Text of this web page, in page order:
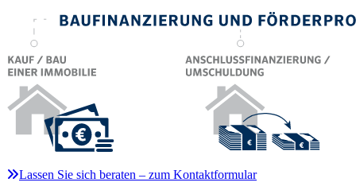
Lassen Sie sich beraten – zum Kontaktformular